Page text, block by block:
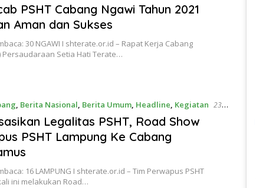
PSHT Cabang Ngawi Tahun 2021
Aman dan Sukses
30 NGAWI I shterate.or.id – Rapat Kerja Cabang
Persaudaraan Setia Hati Terate…
, Berita Nasional, Berita Umum, Headline, Kegiatan 23
Legalitas PSHT, Road Show
PSHT Lampung Ke Cabang
16 LAMPUNG I shterate.or.id – Tim Perwapus PSHT
ini melakukan Road…